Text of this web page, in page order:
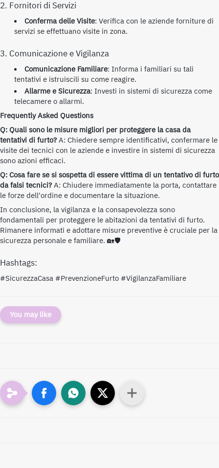
2. Fornitori di Servizi
Conferma delle Visite: Verifica con le aziende forniture di
servizi se effettuano visite in zona.
3. Comunicazione e Vigilanza
Comunicazione Familiare: Informa i familiari su tali
tentativi e istruiscili su come reagire.
Allarme e Sicurezza: Investi in sistemi di sicurezza come
telecamere o allarmi.
Frequently Asked Questions
Q: Quali sono le misure migliori per proteggere la casa da
tentativi di furto?A: Chiedere sempre identificativi, confermare le
visite dei tecnici con le aziende e investire in sistemi di sicurezza
sono azioni efficaci.
Q: Cosa fare se si sospetta di essere vittima di un tentativo di furto
da falsi tecnici?A: Chiudere immediatamente la porta, contattare
le forze dell'ordine e documentare la situazione.
In conclusione, la vigilanza e la consapevolezza sono
fondamentali per proteggere le abitazioni da tentativi di furto.
Rimanere informati e adottare misure preventive è cruciale per la
sicurezza personale e familiare. 🏡🛡️
Hashtags:
#SicurezzaCasa #PrevenzioneFurto #VigilanzaFamiliare
You may like